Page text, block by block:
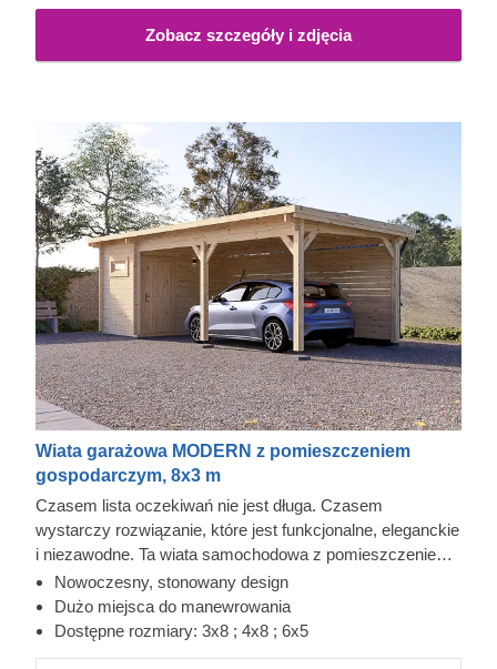
zabudować jedną lub dwie strony wiaty, żeby lepiej osłonić
ją przed warunkami atmosferycznymi.
Zobacz szczegóły i zdjęcia
Wiata garażowa MODERN z pomieszczeniem
gospodarczym, 8x3 m
Czasem lista oczekiwań nie jest długa. Czasem
wystarczy rozwiązanie, które jest funkcjonalne, eleganckie
i niezawodne. Ta wiata samochodowa z pomieszczeniem
gospodarczym szybko może stać się wygodnym
elementem codzienności. Wykonana z wytrzymałego
drewna iglastego pozyskanego z drzew wolno rosnących,
Nowoczesny, stonowany design
Dużo miejsca do manewrowania
Dostępne rozmiary: 3x8 ; 4x8 ; 6x5